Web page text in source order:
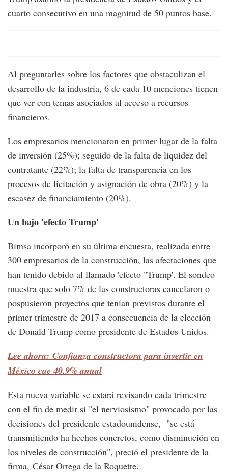
cuarto consecutivo en una magnitud de 50 puntos base.
Al preguntarles sobre los factores que obstaculizan el
desarrollo de la industria, 6 de cada 10 menciones tienen
que ver con temas asociados al acceso a recursos
financieros.
Los empresarios mencionaron en primer lugar de la falta
de inversión (25%); seguido de la falta de liquidez del
contratante (22%); la falta de transparencia en los
procesos de licitación y asignación de obra (20%) y la
escasez de financiamiento (20%).
Un bajo 'efecto Trump'
Bimsa incorporó en su última encuesta, realizada entre
300 empresarios de la construcción, las afectaciones que
han tenido debido al llamado 'efecto "Trump'. El sondeo
muestra que solo 7% de las constructoras cancelaron o
pospusieron proyectos que tenían previstos durante el
primer trimestre de 2017 a consecuencia de la elección
de Donald Trump como presidente de Estados Unidos.
Lee ahora: Confianza constructora para invertir en
México cae 40.9% anual
Esta nueva variable se estará revisando cada trimestre
con el fin de medir si "el nerviosismo" provocado por las
decisiones del presidente estadounidense, "se está
transmitiendo ha hechos concretos, como disminución en
los niveles de construcción", preció el presidente de la
firma, César Ortega de la Roquette.